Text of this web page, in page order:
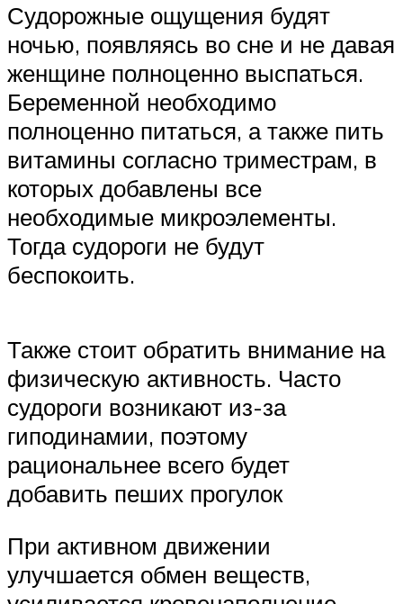
Судорожные ощущения будят
ночью, появляясь во сне и не давая
женщине полноценно выспаться.
Беременной необходимо
полноценно питаться, а также пить
витамины согласно триместрам, в
которых добавлены все
необходимые микроэлементы.
Тогда судороги не будут
беспокоить.
Также стоит обратить внимание на
физическую активность. Часто
судороги возникают из-за
гиподинамии, поэтому
рациональнее всего будет
добавить пеших прогулок
При активном движении
улучшается обмен веществ,